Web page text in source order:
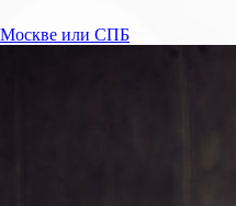
Москве или СПБ